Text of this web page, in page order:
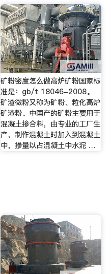
矿粉密度怎么做高炉矿粉国家标
准是：gb/t 18046-2008。
矿渣微粉又称为矿粉、粒化高炉
矿渣粉。中国产的矿粉主要用于
混凝土掺合料，由专业的工厂生
产，制作混凝土时加入到混凝土
中，掺量以占混凝土中水泥 …